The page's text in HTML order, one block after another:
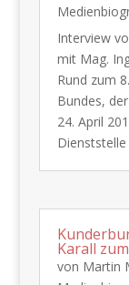
Interview
mit Mag.
Rund zum
Bundes,
24. April
Karall
von Martin